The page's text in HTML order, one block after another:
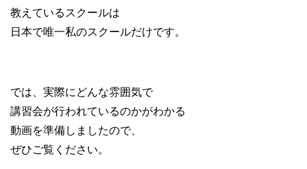
教えているスクールは
日本で唯一私のスクールだけです。
では、実際にどんな雰囲気で
講習会が行われているのかがわかる
動画を準備しましたので、
ぜひご覧ください。